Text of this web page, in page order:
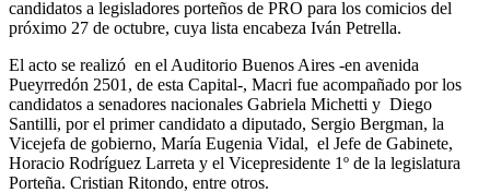
candidatos a legisladores porteños de PRO para los comicios del
próximo 27 de octubre, cuya lista encabeza Iván Petrella.
El acto se realizó en el Auditorio Buenos Aires -en avenida
Pueyrredón 2501, de esta Capital-, Macri fue acompañado por los
candidatos a senadores nacionales Gabriela Michetti y Diego
Santilli, por el primer candidato a diputado, Sergio Bergman, la
Vicejefa de gobierno, María Eugenia Vidal, el Jefe de Gabinete,
Horacio Rodríguez Larreta y el Vicepresidente 1º de la legislatura
Porteña. Cristian Ritondo, entre otros.